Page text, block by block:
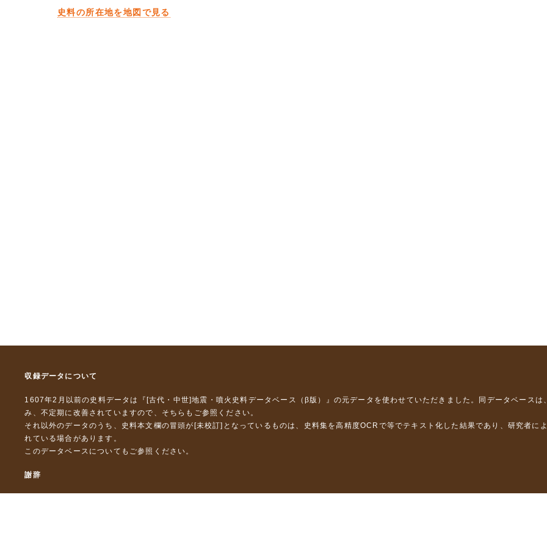
史料の所在地を地図で見る
収録データについて
1607年2月以前の史料データは『 [古代・中世]地震・噴火史料データベース（β版）』 の元データを使わせていただきました。同データベース
み、不定期に改善されていますので、 そちら もご参照ください。
それ以外のデータのうち、史料本文欄の冒頭が[未校訂]となっているものは、史料集を高精度OCRで等でテキスト化した結果であり、研究者に
れている場合があります。
このデータベースについて もご参照ください。
謝辞